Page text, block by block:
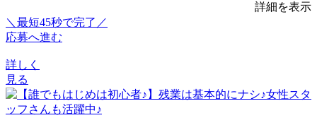
詳細を表示
＼最短45秒で完了／
応募へ進む
詳しく
見る